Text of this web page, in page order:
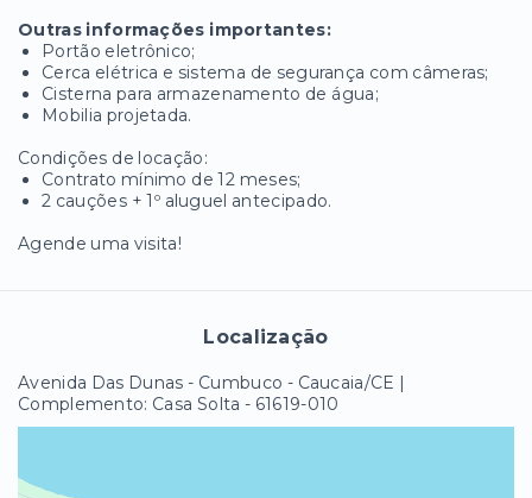
Outras informações importantes:
Portão eletrônico;
Cerca elétrica e sistema de segurança com câmeras;
Cisterna para armazenamento de água;
Mobilia projetada.
Condições de locação:
Contrato mínimo de 12 meses;
2 cauções + 1º aluguel antecipado.
Agende uma visita!
Localização
Avenida Das Dunas - Cumbuco - Caucaia/CE |
Complemento: Casa Solta - 61619-010